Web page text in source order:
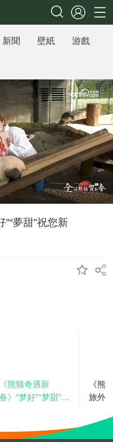
新聞 壁紙
游戲
”“夢甜”祝您新
《熊猫奇遇新
》“梦好”“梦甜”祝
《熊
旅外